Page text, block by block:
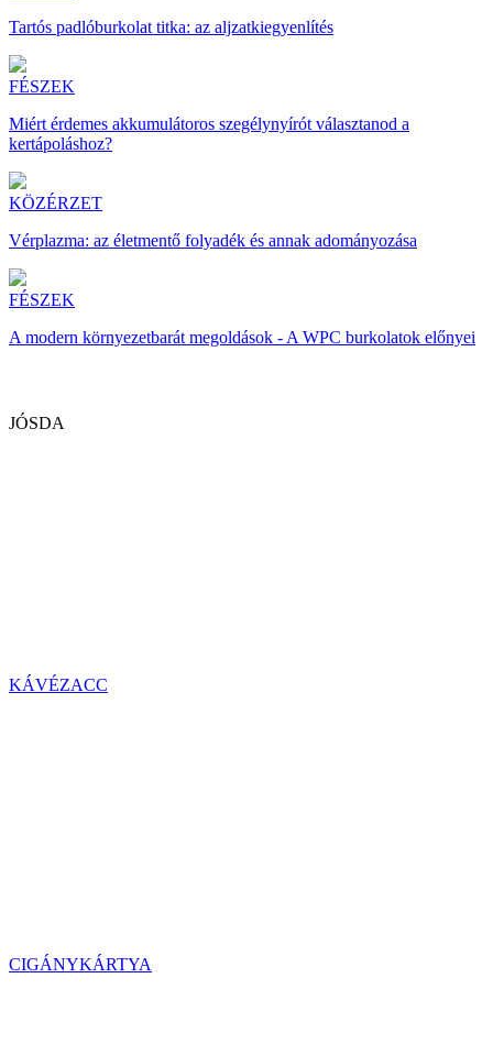
Tartós padlóburkolat titka: az aljzatkiegyenlítés
FÉSZEK
Miért érdemes akkumulátoros szegélynyírót választanod a
kertápoláshoz?
KÖZÉRZET
Vérplazma: az életmentő folyadék és annak adományozása
FÉSZEK
A modern környezetbarát megoldások - A WPC burkolatok előnyei
JÓSDA
KÁVÉZACC
CIGÁNYKÁRTYA